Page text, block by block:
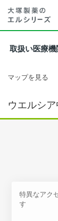
取扱い医療機
マップを見る
ウエルシ
特異なアク
す